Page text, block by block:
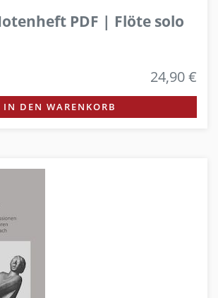
PDF | Flöte solo
24,90 €
IN DEN WARENKORB